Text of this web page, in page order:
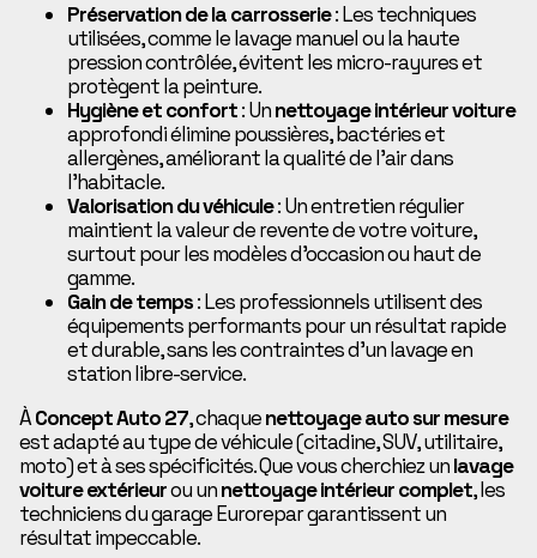
Préservation de la carrosserie: Les techniques
utilisées, comme le lavage manuel ou la haute
pression contrôlée, évitent les micro-rayures et
protègent la peinture.
Hygiène et confort: Unnettoyage intérieur voiture
approfondi élimine poussières, bactéries et
allergènes, améliorant la qualité de l’air dans
l’habitacle.
Valorisation du véhicule: Un entretien régulier
maintient la valeur de revente de votre voiture,
surtout pour les modèles d’occasion ou haut de
gamme.
Gain de temps: Les professionnels utilisent des
équipements performants pour un résultat rapide
et durable, sans les contraintes d’un lavage en
station libre-service.
ÀConcept Auto 27, chaquenettoyage auto sur mesure
est adapté au type de véhicule (citadine, SUV, utilitaire,
moto) et à ses spécificités. Que vous cherchiez unlavage
voiture extérieurou unnettoyage intérieur complet, les
techniciens du garage Eurorepar garantissent un
résultat impeccable.